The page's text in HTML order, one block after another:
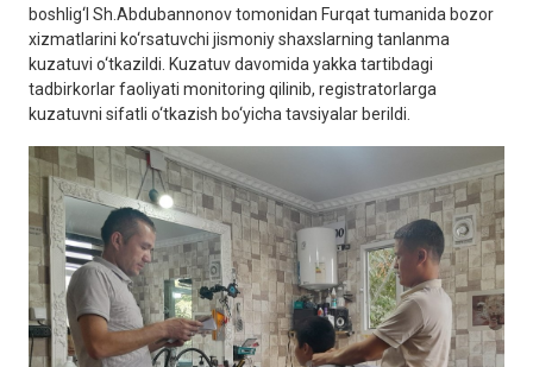
boshlig‘I Sh.Abdubannonov tomonidan Furqat tumanida bozor
xizmatlarini ko‘rsatuvchi jismoniy shaxslarning tanlanma
kuzatuvi o‘tkazildi. Kuzatuv davomida yakka tartibdagi
tadbirkorlar faoliyati monitoring qilinib, registratorlarga
kuzatuvni sifatli o‘tkazish bo‘yicha tavsiyalar berildi.